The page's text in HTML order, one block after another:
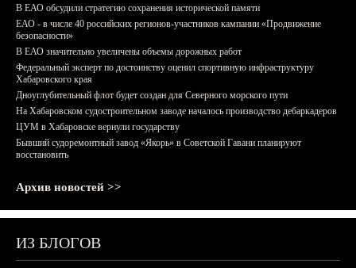
В ЕАО обсудили стратегию сохранения исторической памяти
ЕАО - в числе 40 российских регионов-участников кампании «Продвижение
безопасности»
В ЕАО значительно увеличены объемы дорожных работ
Федеральный эксперт по достоинству оценил спортивную инфраструктуру
Хабаровского края
Дноуглубительный флот будет создан для Северного морского пути
На Хабаровском судостроительном заводе началось производство дебаркадеров
ЦУМ в Хабаровске вернули государству
Бывший судоремонтный завод «Якорь» в Советской Гавани планируют
восстановить
Архив новостей >>
ИЗ БЛОГОВ